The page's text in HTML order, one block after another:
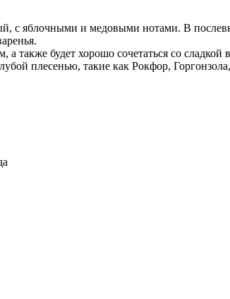
с яблочными и медовыми нотами. В
а также будет хорошо сочетаться со
плесенью, такие как Рокфор,